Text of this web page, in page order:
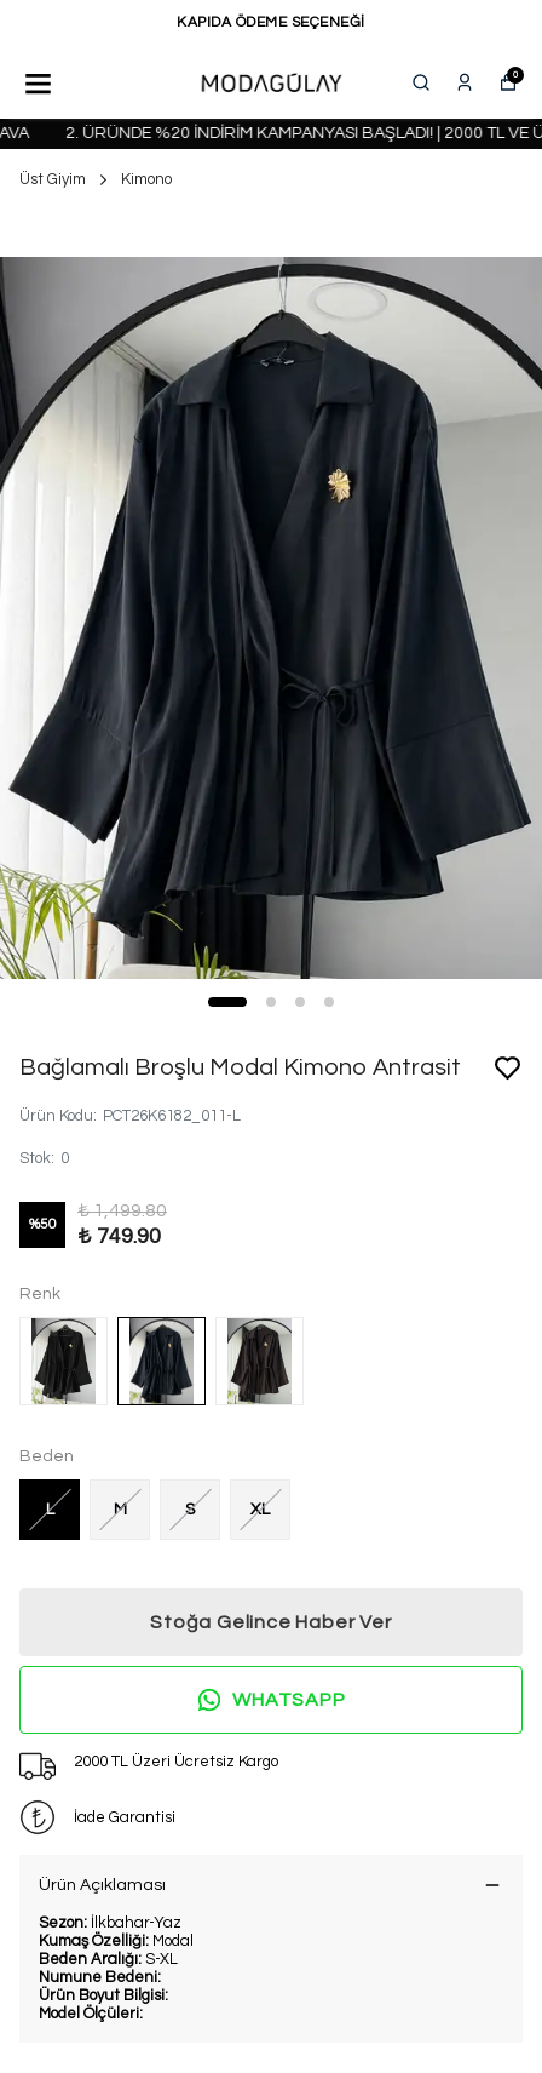
KAPIDA ÖDEME SEÇENEĞİ
0
2. ÜRÜNDE %20 İNDİRİM KAMPANYASI BAŞLADI! | 2000 TL VE
Üst Giyim Kimono
Bağlamalı Broşlu Modal Kimono Antrasit
Ürün Kodu: PCT26K6182_011-L
Stok: 0
%50
₺ 1,499.80
₺ 749.90
Renk
Beden
L M S XL
Stoğa Gelince Haber Ver
WHATSAPP
2000 TL Üzeri Ücretsiz Kargo
İade Garantisi
Ürün Açıklaması
Sezon: İlkbahar-Yaz
Kumaş Özelliği: Modal
Beden Aralığı: S-XL
Numune Bedeni:
Ürün Boyut Bilgisi:
Model Ölçüleri: